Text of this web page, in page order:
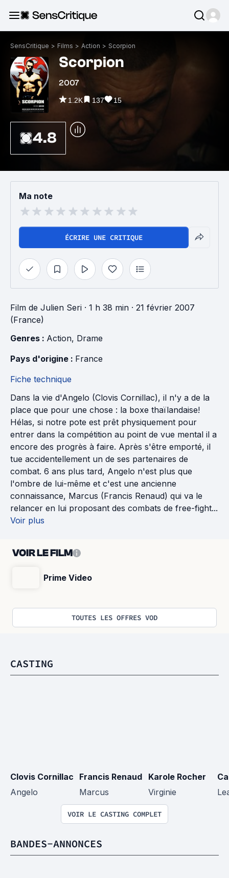
SensCritique > Films > Action > Scorpion
Scorpion
2007
1.2K 137 15
4.8
Ma note
ÉCRIRE UNE CRITIQUE
Film de Julien Seri · 1 h 38 min · 21 février 2007
(France)
Genres : Action, Drame
Pays d'origine : France
Fiche technique
Dans la vie d'Angelo (Clovis Cornillac), il n'y a de la
place que pour une chose : la boxe thaïlandaise!
Hélas, si notre pote est prêt physiquement pour
entrer dans la compétition au point de vue mental il a
encore des progrès à faire. Après s'être emporté, il
tue accidentellement un de ses partenaires de
combat. 6 ans plus tard, Angelo n'est plus que
l'ombre de lui-même et c'est une ancienne
connaissance, Marcus (Francis Renaud) qui va le
relancer en lui proposant des combats de free-fight...
Voir plus
VOIR LE FILM
Prime Video
TOUTES LES OFFRES VOD
CASTING
Clovis Cornillac
Angelo
Francis Renaud
Marcus
Karole Rocher
Virginie
VOIR LE CASTING COMPLET
BANDES-ANNONCES